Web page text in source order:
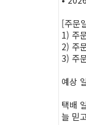
[주문
1) 주
2) 주
3) 주
예상
택배
늘 믿